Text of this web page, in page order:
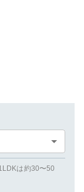
は約30〜50